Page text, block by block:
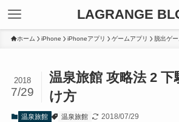
LAGRANGE
ホーム iPhone iPhoneアプリ ゲームアプリ 脱出ゲー
温泉旅館 攻略法 2 下
け方
2018
7/29
温泉旅館 温泉旅館 2018/07/29